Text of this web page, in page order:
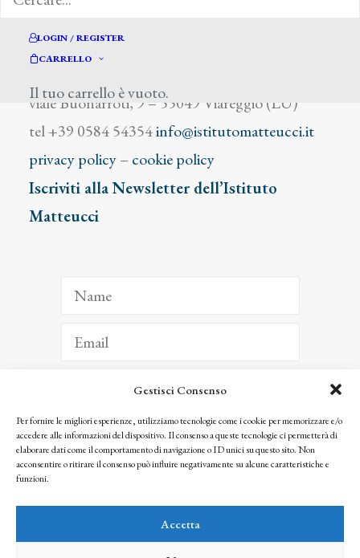
Gestisci Consenso
Per fornire le migliori esperienze, utilizziamo tecnologie come i cookie per memorizzare e/o
accedere alle informazioni del dispositivo. Il consenso a queste tecnologie ci permetterà di
elaborare dati come il comportamento di navigazione o ID unici su questo sito. Non
acconsentire o ritirare il consenso può influire negativamente su alcune caratteristiche e
funzioni.
Accetta
LOGIN / REGISTER
CARRELLO
Il tuo carrello è vuoto.
viale Buonarroti, 9 – 55049 Viareggio (LU)
tel +39 0584 54354info@istitutomatteucci.it
privacy policy– cookie policy
Iscriviti alla Newsletter dell’Istituto
Matteucci
ISCRIVITI
Facendo clic per iscriverti, riconosci che le tue informazioni saranno trattate
seguendo la nostra Privacy Policy
© 2025 Istituto Matteucci. All right reserved
l’autorizzazione scritta dei proprietari dei diritti e dell’Istituto Matteucci